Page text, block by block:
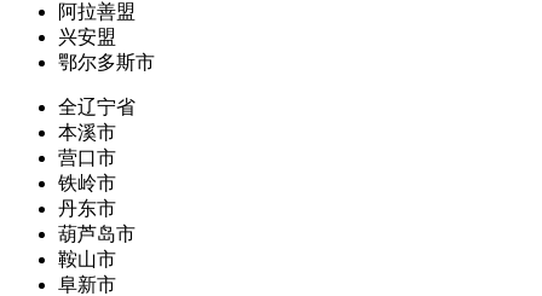
阿拉善盟
兴安盟
鄂尔多斯市
全辽宁省
本溪市
营口市
铁岭市
丹东市
葫芦岛市
鞍山市
阜新市